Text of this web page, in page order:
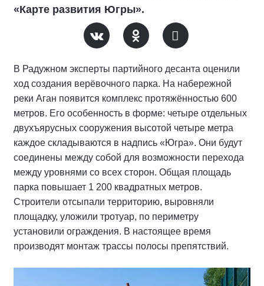
«Карте развития Югры».
В Радужном эксперты партийного десанта оценили
ход создания верёвочного парка. На набережной
реки Аган появится комплекс протяжённостью 600
метров. Его особенность в форме: четыре отдельных
двухъярусных сооружения высотой четыре метра
каждое складываются в надпись «Югра». Они будут
соединены между собой для возможности перехода
между уровнями со всех сторон. Общая площадь
парка повышает 1 200 квадратных метров.
Строители отсыпали территорию, выровняли
площадку, уложили тротуар, по периметру
установили ограждения. В настоящее время
производят монтаж трассы полосы препятствий.